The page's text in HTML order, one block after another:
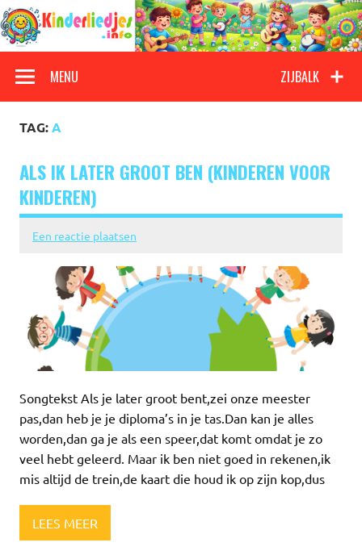
Doorgaan
naar
inhoud
Kinderliedjes
ZIJBALK
MENU
TAG:A
ALS IK LATER GROOT BEN (KINDEREN VOOR
KINDEREN)
Een reactie plaatsen
Songtekst Als je later groot bent,zei onze meester
pas,dan heb je je diploma’s in je tas.Dan kan je alles
worden,dan ga je als een speer,dat komt omdat je zo
veel hebt geleerd. Maar ik ben niet goed in rekenen,ik
mis altijd de trein,de kaart die houd ik op zijn kop,dus
LEES MEER